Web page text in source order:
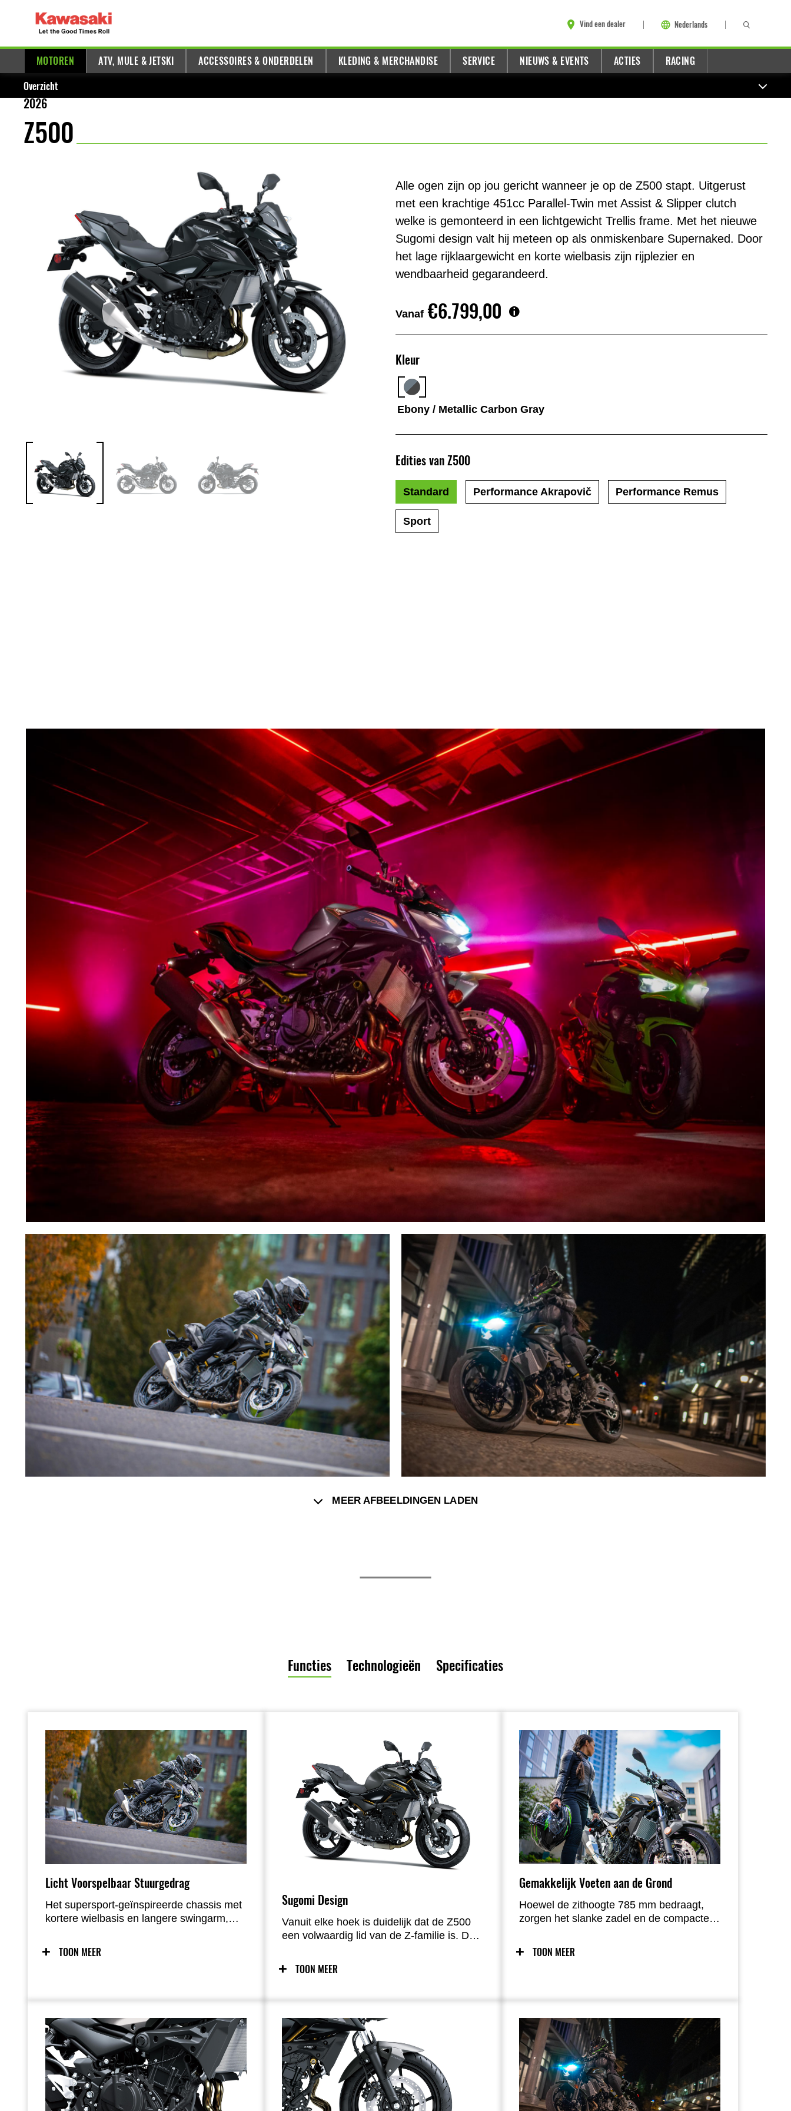
Vind een dealer Nederlands
MOTOREN ATV, MULE & JETSKI ACCESSOIRES & ONDERDELEN KLEDING & MERCHANDISE SERVICE NIEUWS & EVENTS ACTIES RACING
Overzicht
2026
Z500
Alle ogen zijn op jou gericht wanneer je op de Z500 stapt. Uitgerust
met een krachtige 451cc Parallel-Twin met Assist & Slipper clutch
welke is gemonteerd in een lichtgewicht Trellis frame. Met het nieuwe
Sugomi design valt hij meteen op als onmiskenbare Supernaked. Door
het lage rijklaargewicht en korte wielbasis zijn rijplezier en
wendbaarheid gegarandeerd.
Vanaf €6.799,00
Kleur
Ebony / Metallic Carbon Gray
Edities van Z500
Standard Performance Akrapovič Performance Remus
Sport
MEER AFBEELDINGEN LADEN
Functies Technologieën Specificaties
Licht Voorspelbaar Stuurgedrag
Het supersport-geïnspireerde chassis met
kortere wielbasis en langere swingarm,
naloop, zorgt voor licht en natuurlijk
stuurgedrag. Het lage gewicht draagt
TOON MEER
Sugomi Design
Vanuit elke hoek is duidelijk dat de Z500
een volwaardig lid van de Z-familie is. De
zorgen voor een krachtige Supernaked-
uitstraling en een sterke street presence.
TOON MEER
Gemakkelijk Voeten aan de Grond
Hoewel de zithoogte 785 mm bedraagt,
zorgen het slanke zadel en de compacte
een onbelemmerde voetplaatsing. De
vlakke zadelvorm biedt voldoende
TOON MEER